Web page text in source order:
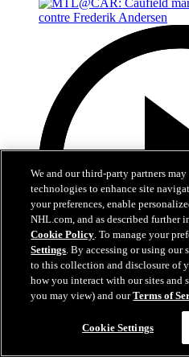
MTL@CAR: Caufield
We and our third-party partners
technologies to enhance site
your preferences, enable
NHL.com, and as described further
Cookie Policy. To manage your
Settings. By accessing or using our
to this collection and disclosure of
how you interact with our sites and
you may view) and ourTerms of
Cookie Settings